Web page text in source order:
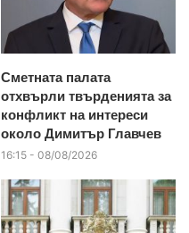
Сметната палата
отхвърли твърденията за
конфликт на интереси
около Димитър Главчев
16:15 - 08/08/2026